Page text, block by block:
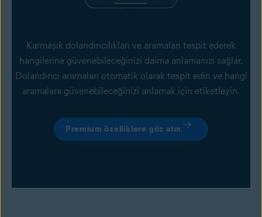
Karmaşık dolandırıcılıkları ve aramaları tespit ederek
hangilerine güvenebileceğinizi daima anlamanızı sağlar.
Dolandırıcı aramaları otomatik olarak tespit edin ve hangi
aramalara güvenebileceğinizi anlamak için etiketleyin.
Premium özelliklere göz atın